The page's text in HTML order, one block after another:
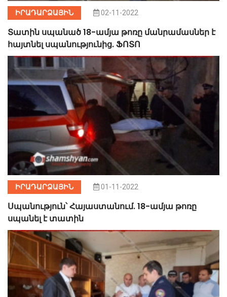
ԻՐԱԴԱՐՁԱՅԻՆ 02-11-2022
Տատին սպանած 18-ամյա թոռը մանրամասներ է
հայտնել սպանությունից. ՖՈՏՈ
ԻՐԱԴԱՐՁԱՅԻՆ 01-11-2022
Սպանություն՝ Հայաստանում. 18-ամյա թոռը
սպանել է տատին